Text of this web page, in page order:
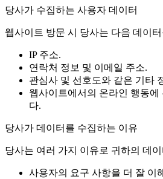
당사가 수집하는 사용자 데이터
웹사이트 방문 시 당사는 다음 데이
IP 주소.
연락처 정보 및 이메일 주소.
관심사 및 선호도와 같은 기타
웹사이트에서의 온라인 행동에
다.
당사가 데이터를 수집하는 이유
당사는 여러 가지 이유로 귀하의 데
사용자의 요구 사항을 더 잘 이